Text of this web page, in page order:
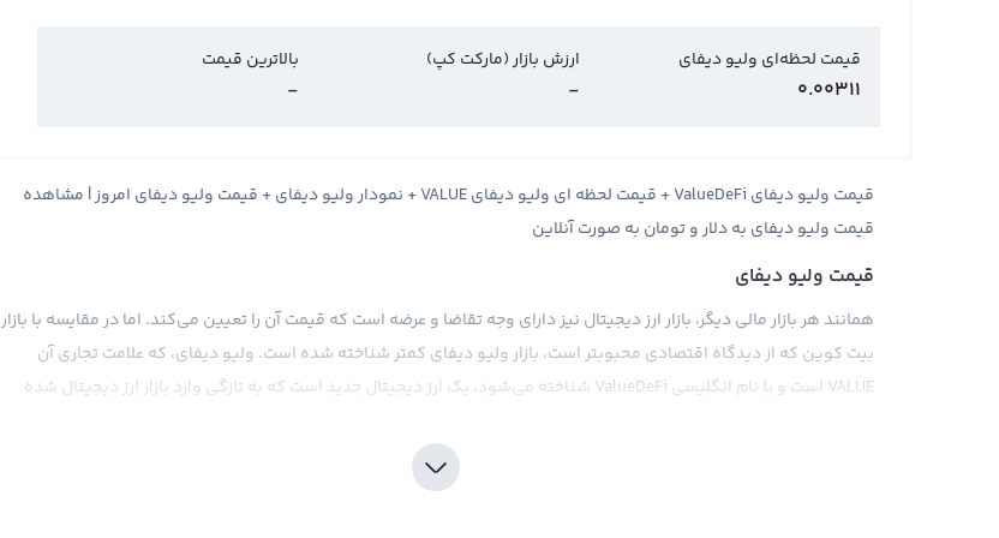
قیمت لحظه‌ای ولیو دیفای
0.00311
ارزش بازار (مارکت کپ)
-
بالاترین قیمت
-
قیمت ولیو دیفای ValueDeFi + قیمت لحظه ای ولیو دیفای VALUE + نمودار ولیو دیفای + قیمت ولیو دیفای امروز | مشاهده
قیمت ولیو دیفای به دلار و تومان به صورت آنلاین
قیمت ولیو دیفای
همانند هر بازار مالی دیگر، بازار ارز دیجیتال نیز دارای وجه تقاضا و عرضه است که قیمت آن را تعیین می‌کند. اما در مقایسه با بازار
بیت کوین که از دیدگاه اقتصادی محبوبتر است، بازار ولیو دیفای کمتر شناخته شده است. ولیو دیفای، که علامت تجاری آن
VALUE است و با نام انگلیسی ValueDeFi شناخته می‌شود، یک ارز دیجیتال جدید است که به تازگی وارد بازار ارز دیجیتال شده
تعدادی از صرافی‌های ارز دیجیتال قیمت ولیو دیفای را به صورت مستقیم با دلار آمریکا نشان می‌دهند. این ارز دیجیتال به